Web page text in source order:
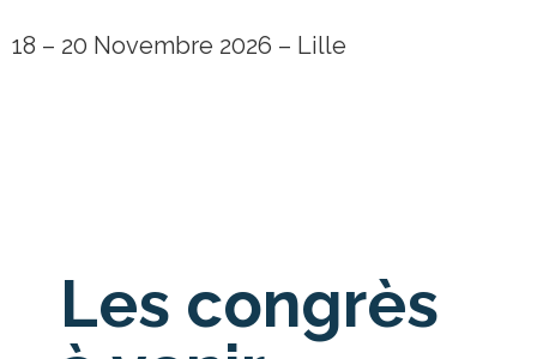
18 – 20 Novembre 2026 – Lille
Les congrès